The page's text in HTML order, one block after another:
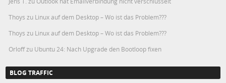
Thoys zu Linux auf dem Desktop – Wo ist das Problem???
Thoys zu Linux auf dem Desktop – Wo ist das Problem???
Orloffzu Ubuntu 24: Nach Upgrade den Bootloop fixen
BLOG TRAFFIC